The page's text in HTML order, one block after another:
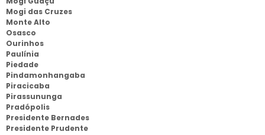
Mogi das Cruzes
Monte Alto
Osasco
Ourinhos
Paulínia
Piedade
Pindamonhangaba
Piracicaba
Pirassununga
Pradópolis
Presidente Bernades
Presidente Prudente